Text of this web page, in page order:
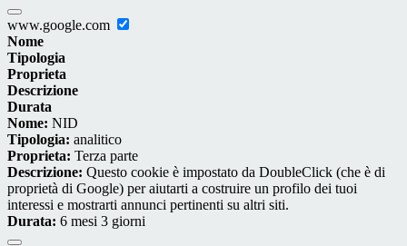
www.google.com
Nome
Tipologia
Proprieta
Descrizione
Durata
Nome: NID
Tipologia: analitico
Proprieta: Terza parte
Descrizione: Questo cookie è impostato da DoubleClick (che è di
proprietà di Google) per aiutarti a costruire un profilo dei tuoi
interessi e mostrarti annunci pertinenti su altri siti.
Durata: 6 mesi 3 giorni